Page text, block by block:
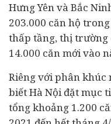
Hưng Yên và Bắc
203.000 căn hộ
thấp tầng, thị trường
14.000 căn mới vào
Riêng với phân khúc
biết Hà Nội đặt mục
tổng khoảng 1.200